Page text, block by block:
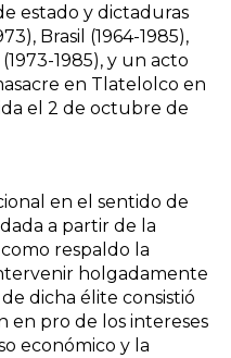
estado y dictaduras
Brasil (1964-1985),
1985), y un acto
en Tlatelolco en
el 2 de octubre de
en el sentido de
a partir de la
respaldo la
holgadamente
dicha élite consistió
en pro de los intereses
económico y la